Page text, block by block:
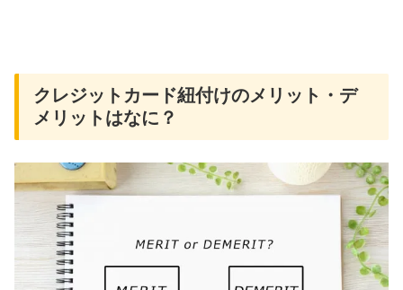
クレジットカード紐付けのメリット・デ
メリットはなに？